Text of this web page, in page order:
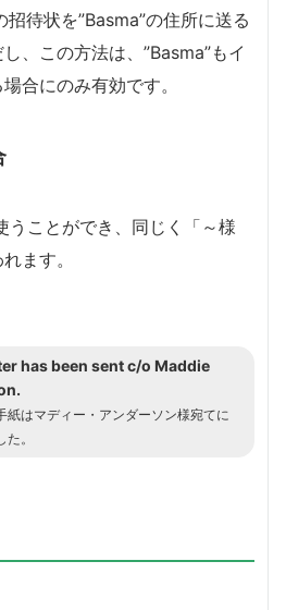
招待状を”Basma”の住所に送る
、この方法は、”Basma”もイ
合にのみ有効です。
うことができ、同じく「～様
ます。
has been sent c/o Maddie
.
紙はマディー・アンダーソン様宛てに
。